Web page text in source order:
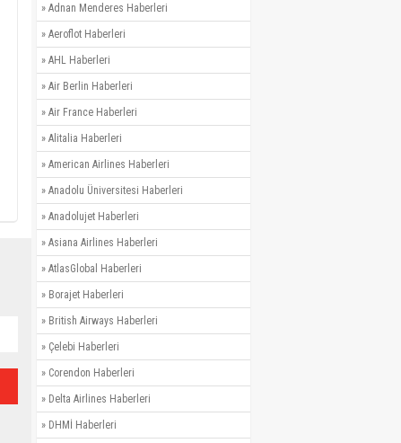
» Adnan Menderes Haberleri
» Aeroflot Haberleri
» AHL Haberleri
» Air Berlin Haberleri
» Air France Haberleri
» Alitalia Haberleri
» American Airlines Haberleri
» Anadolu Üniversitesi Haberleri
» Anadolujet Haberleri
» Asiana Airlines Haberleri
» AtlasGlobal Haberleri
» Borajet Haberleri
» British Airways Haberleri
» Çelebi Haberleri
» Corendon Haberleri
» Delta Airlines Haberleri
» DHMİ Haberleri